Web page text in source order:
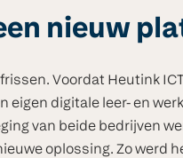
nieuw
Voordat Heutink
eigen digitale leer- en
van beide bedrijven
oplossing. Zo werd